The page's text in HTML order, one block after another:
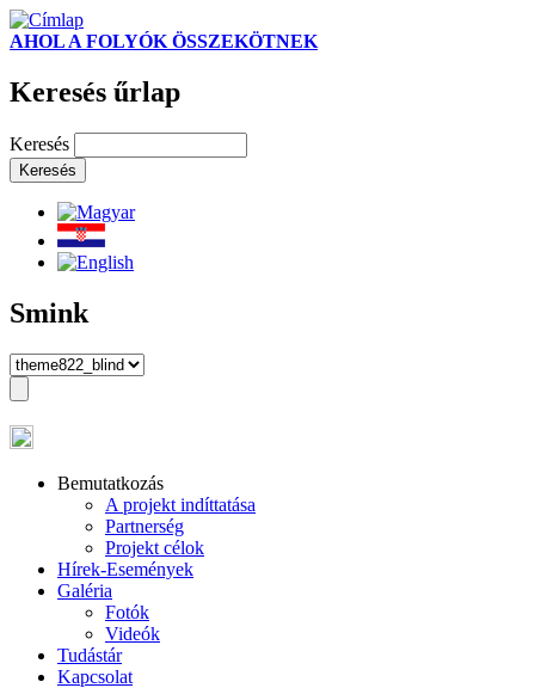
AHOL A FOLYÓK ÖSSZEKÖTNEK
Keresés űrlap
Keresés
Smink
Bemutatkozás
A projekt indíttatása
Partnerség
Projekt célok
Hírek-Események
Galéria
Fotók
Videók
Tudástár
Kapcsolat